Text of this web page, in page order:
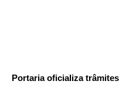
Portaria oficializa